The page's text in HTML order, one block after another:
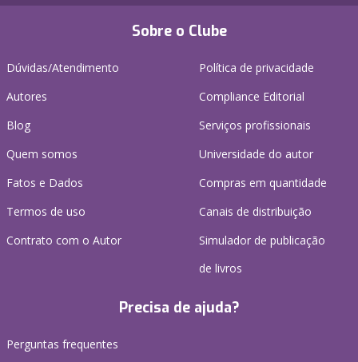
Sobre o Clube
Dúvidas/Atendimento
Autores
Blog
Quem somos
Fatos e Dados
Termos de uso
Contrato com o Autor
Política de privacidade
Compliance Editorial
Serviços profissionais
Universidade do autor
Compras em quantidade
Canais de distribuição
Simulador de publicação
de livros
Precisa de ajuda?
Perguntas frequentes